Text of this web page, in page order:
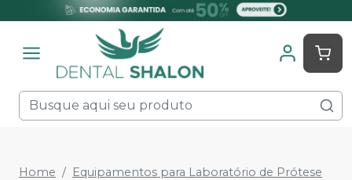
Home
Equipamentos para Laboratório de Prótese